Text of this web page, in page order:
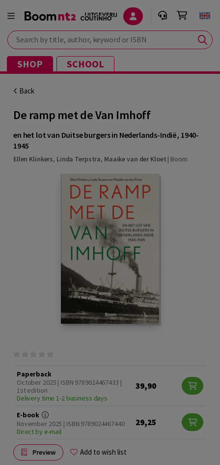
Search by title, author, keyword or ISBN
SHOP SCHOOL
Back
De ramp met de Van Imhoff
en het lot van Duitse burgers in Nederlands-Indië, 1940-
1945
Ellen Klinkers, Linda Terpstra, Maaike van der Kloet | Boom
Paperback
October 2025 | ISBN 9789024467433 |
1st edition
Delivery time 1-2 business days
39,90
E-book
November 2025 | ISBN 9789024467440
Direct by e-mail
29,25
Preview Add to wish list